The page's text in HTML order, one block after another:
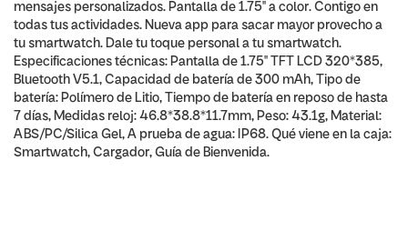
mensajes personalizados. Pantalla de 1.75'' a color. Contigo en
todas tus actividades. Nueva app para sacar mayor provecho a
tu smartwatch. Dale tu toque personal a tu smartwatch.
Especificaciones técnicas: Pantalla de 1.75'' TFT LCD 320*385,
Bluetooth V5.1, Capacidad de batería de 300 mAh, Tipo de
batería: Polímero de Litio, Tiempo de batería en reposo de hasta
7 días, Medidas reloj: 46.8*38.8*11.7mm, Peso: 43.1g, Material:
ABS/PC/Silica Gel, A prueba de agua: IP68. Qué viene en la caja:
Smartwatch, Cargador, Guía de Bienvenida.